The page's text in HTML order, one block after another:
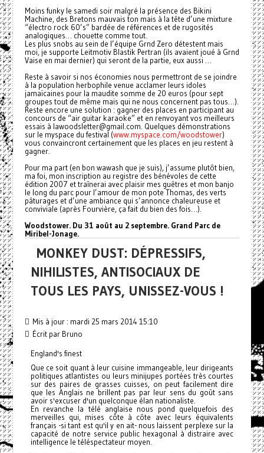
Moins funky le samedi soir malgré la présence des Bikini
Machine, des Bretons mauvais ton mais à la tête d’une mixture
“électro rock 60’s” bardée de références et de rugosités
analogiques… chouette comme tout.
Les plus snobs au sein de l’équipe Grnd Zero détestent mais
moi, je supporte Leitmotiv Blastik Pertran (ils avaient joué à Grnd
Vaise en mai dernier) qui seront de la partie, eux aussi …
Reste à savoir si nos économies nous permettront de se joindre
à la population herbophile venue acclamer leurs idoles
jamaïcaines pour la maudite somme de 20 euros (pour sept
groupes tout de même mais qui ne nous concernent pas tous…).
Reste encore une solution : gagner des places en participant au
concours de “air guitar karaoke” et en renvoyant vos meilleurs
essais à lawoodsletter@gmail.com. Quelques démonstrations
sur le myspace du festival (www.myspace.com/woodstower)
vous convaincront certainement que les places en jeu restent à
gagner.
Pour ma part (en bon wawash que je suis), j’assume plutôt bien,
ma foi, mon inscription au registre des bénévoles de cette
édition 2007 et traînerai avec plaisir mes guêtres et mon banjo
le long du parc pour l’amour de mon pote Thomas, des verts
pâturages et d’une ambiance qui s’annonce chaleureuse et
conviviale (après Fourvière, ça fait du bien des fois…).
Woodstower. Du 31 août au 2 septembre. Grand Parc de
Miribel-Jonage.
MONKEY DUST: DÉPRESSIFS,
NIHILISTES, ANTISOCIAUX DE
TOUS LES PAYS, UNISSEZ-VOUS !
Mis à jour : mardi 25 mars 2014 15:10
Écrit par Bruno
England's finest
Que ce soit quant à leur cuisine immangeable, leur dirigeants
politiques atlantistes ou leurs minijupes portées très courtes
sur des paires de grasses cuisses, on peut facilement dire
que les Anglais ne brillent pas par leur sens du goût sans
avoir s'excuser d'un quelconque élan nationaliste.
En revanche la télé anglaise nous pond quelquefois des
merveilles qui, mises côte à côte avec leurs équivalents
français -si tant est qu'il y en ait- nous laissent perplexe sur la
capacité de notre service public hexagonal à distraire avec
intelligence le téléspectateur moyen.